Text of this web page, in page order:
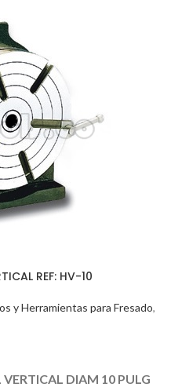
REF: HV-10
y Herramientas para Fresado,
DIAM 10 PULG